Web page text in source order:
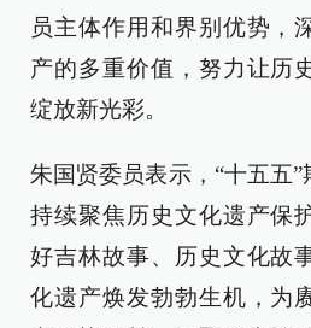
员主体作用和界别优势，
产的多重价值，努力让历
绽放新光彩。
朱国贤委员表示，“十五五
持续聚焦历史文化遗产保
好吉林故事、历史文化故
化遗产焕发勃勃生机，为